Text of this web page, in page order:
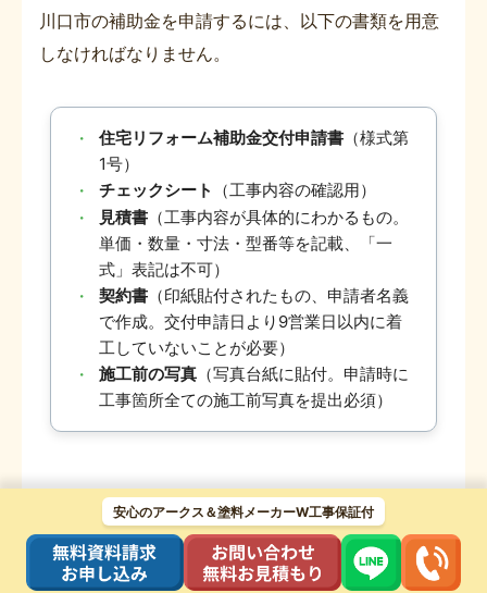
川口市の補助金を申請するには、以下の書類を用意
しなければなりません。
・ 住宅リフォーム補助金交付申請書（様式第
1号）
・ チェックシート （工事内容の確認用）
・ 見積書（工事内容が具体的にわかるもの。
単価・数量・寸法・型番等を記載、「一
式」表記は不可）
・ 契約書（印紙貼付されたもの、申請者名義
で作成。交付申請日より9営業日以内に着
工していないことが必要）
・ 施工前の写真（写真台紙に貼付。申請時に
工事箇所全ての施工前写真を提出必須）
申請をする前に、必要書類をそろえておきましょ
う。
安心のアークス＆塗料メーカーW工事保証付